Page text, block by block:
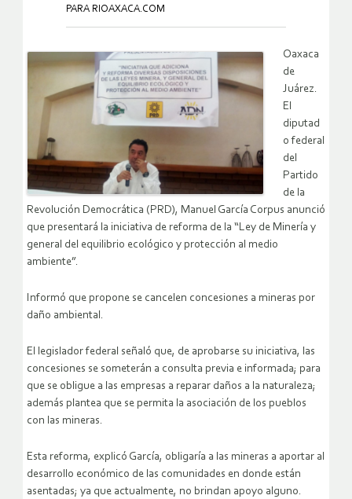
PARA RIOAXACA.COM
Oaxaca
de
Juárez.
El
diputad
o federal
del
Partido
de la
Revolución Democrática (PRD), Manuel García Corpus anunció
que presentará la iniciativa de reforma de la “Ley de Minería y
general del equilibrio ecológico y protección al medio
ambiente”.
Informó que propone se cancelen concesiones a mineras por
daño ambiental.
El legislador federal señaló que, de aprobarse su iniciativa, las
concesiones se someterán a consulta previa e informada; para
que se obligue a las empresas a reparar daños a la naturaleza;
además plantea que se permita la asociación de los pueblos
con las mineras.
Esta reforma, explicó García, obligaría a las mineras a aportar al
desarrollo económico de las comunidades en donde están
asentadas; ya que actualmente, no brindan apoyo alguno.